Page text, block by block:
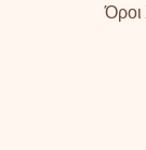
Όροι